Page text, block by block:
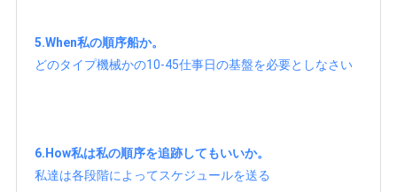
5.When私の順序船か。
どのタイプ機械かの10-45仕事日の基盤を必要としなさい
6.How私は私の順序を追跡してもいいか。
私達は各段階によってスケジュールを送る